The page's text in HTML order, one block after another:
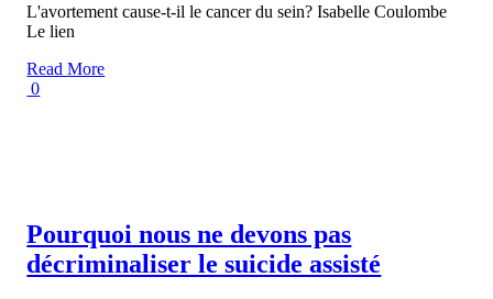
L'avortement cause-t-il le cancer du sein? Isabelle Coulombe
Le lien
Read More
0
Pourquoi nous ne devons pas
décriminaliser le suicide assisté